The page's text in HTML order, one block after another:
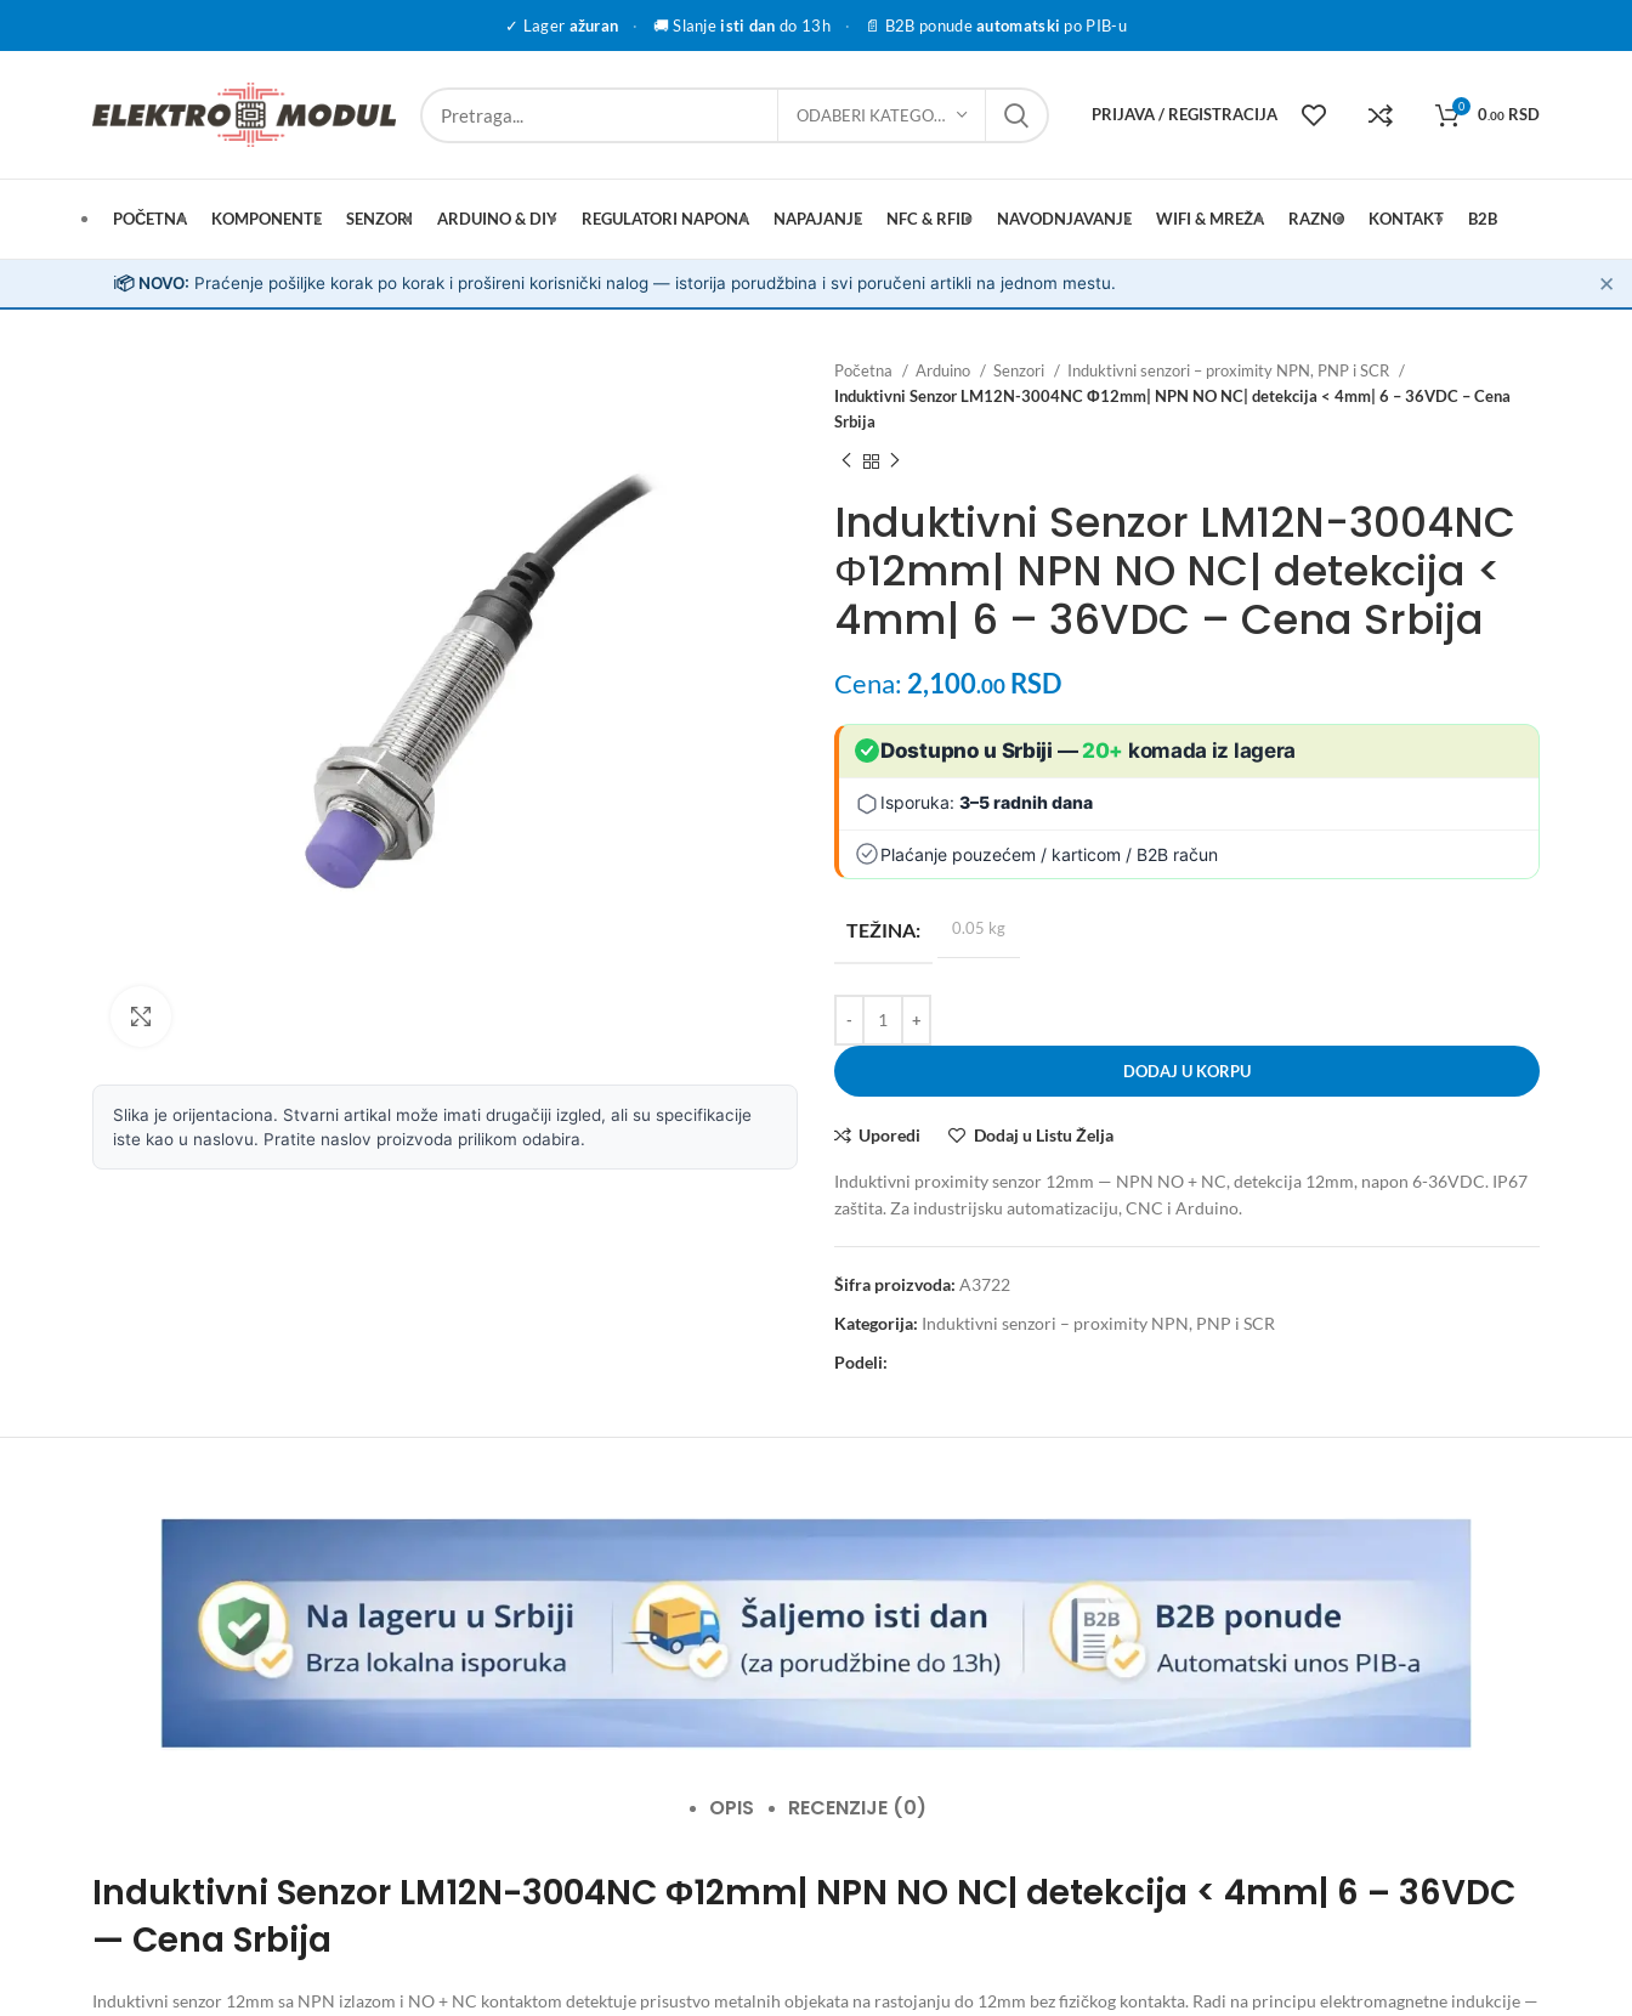
✓ Lager ažuran · 🚚 Slanjeisti dan do 13h · 📄 B2B ponudeautomatski po PIB-u
ODABERI KATEGORIJU PRIJAVA / REGISTRACIJA 0 0.00 RSD
POČETNA KOMPONENTE SENZORI ARDUINO & DIY REGULATORI NAPONA NAPAJANJE NFC & RFID NAVODNJAVANJE WIFI & MREŽA RAZNO KONTAKT B2B
ℹ️📦 NOVO: Praćenje pošiljke korak po korak i prošireni korisnički nalog — istorija porudžbina i svi poručeni artikli na jednom mestu. ✕
Slika je orijentaciona. Stvarni artikal može imati drugačiji izgled, ali su specifikacije
iste kao u naslovu. Pratite naslov proizvoda prilikom odabira.
Početna Arduino Senzori
Induktivni senzori – proximity NPN, PNP i SCR
Induktivni Senzor LM12N-3004NC Φ12mm| NPN NO NC| detekcija < 4mm| 6 – 36VDC – Cena
Srbija
Induktivni Senzor LM12N-3004NC
Φ12mm| NPN NO NC| detekcija <
4mm| 6 – 36VDC – Cena Srbija
Cena: 2,100.00 RSD
Dostupno u Srbiji —20+ komada iz lagera
Isporuka: 3–5 radnih dana
Plaćanje pouzećem / karticom / B2B račun
TEŽINA 0.05 kg
DODAJ U KORPU
Uporedi Dodaj u Listu Želja
Induktivni proximity senzor 12mm — NPN NO + NC, detekcija 12mm, napon 6-36VDC. IP67
zaštita. Za industrijsku automatizaciju, CNC i Arduino.
Šifra proizvoda: A3722
Kategorija: Induktivni senzori – proximity NPN, PNP i SCR
Podeli:
OPIS RECENZIJE (0)
Induktivni Senzor LM12N-3004NC Φ12mm| NPN NO NC| detekcija < 4mm| 6 – 36VDC
— Cena Srbija
Induktivni senzor 12mm sa NPN izlazom i NO + NC kontaktom detektuje prisustvo metalnih objekata na rastojanju do 12mm bez fizičkog kontakta. Radi na principu elektromagnetne indukcije —